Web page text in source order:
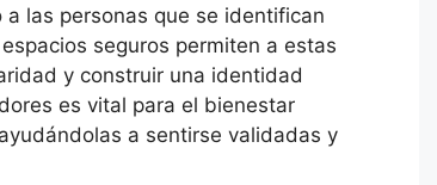
las personas que se identifican
seguros permiten a estas
y construir una identidad
es vital para el bienestar
a sentirse validadas y